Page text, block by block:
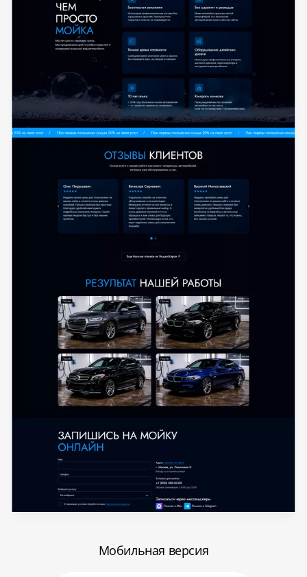
Мобильная версия